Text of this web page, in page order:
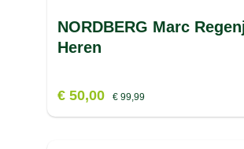
NORDBERG Marc
Heren
€ 50,00 € 99,99